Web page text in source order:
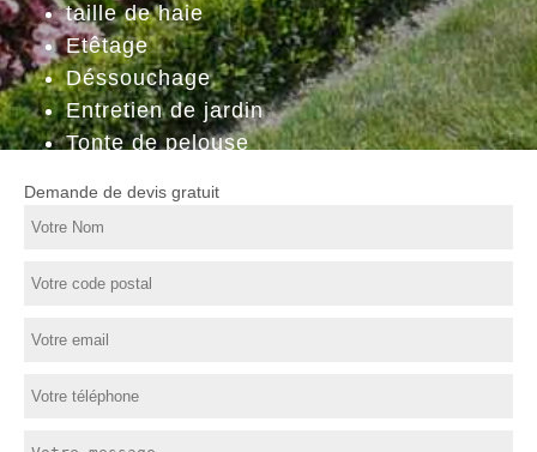
taille de haie
Etêtage
Déssouchage
Entretien de jardin
Tonte de pelouse
Demande de devis gratuit